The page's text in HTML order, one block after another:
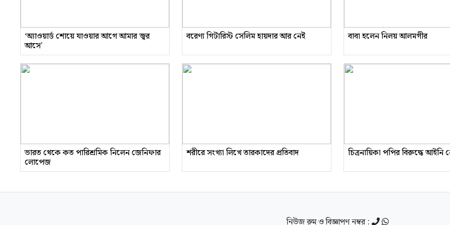
‘অ্যাওয়ার্ড শোয়ে যাওয়ার আগে আমার জ্বর
আসে’
বরেণ্য গিটারিস্ট সেলিম হায়দার আর নেই বাবা হলেন নিলয় আলমগীর
ভারত থেকে কত পারিশ্রমিক নিলেন জেনিফার
লোপেজ
শরীরে সংখ্যা লিখে তারকাদের প্রতিবাদ চিত্রনায়িকা পপির বিরুদ্ধে আইনি
নিউজ রুম ও বিজ্ঞাপণ নম্বর :